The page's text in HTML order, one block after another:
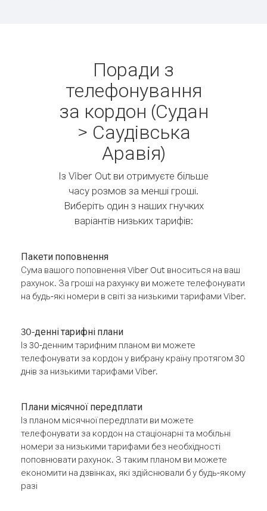
Поради з
телефонування
за кордон (Судан
> Саудівська
Аравія)
Із Viber Out ви отримуєте більше
часу розмов за менші гроші.
Виберіть один з наших гнучких
варіантів низьких тарифів:
Пакети поповнення
Сума вашого поповнення Viber Out вноситься на ваш
рахунок. За гроші на рахунку ви можете телефонувати
на будь-які номери в світі за низькими тарифами Viber.
30-денні тарифні плани
Із 30-денним тарифним планом ви можете
телефонувати за кордон у вибрану країну протягом 30
днів за низькими тарифами Viber.
Плани місячної передплати
Із планом місячної передплати ви можете
телефонувати за кордон на стаціонарні та мобільні
номери за низькими тарифами без необхідності
поповнювати рахунок. З таким планом ви можете
економити на дзвінках, які здійснювали б у будь-якому
разі